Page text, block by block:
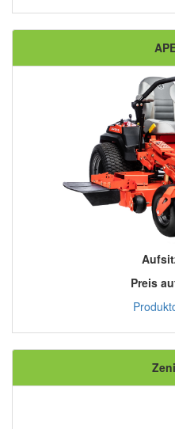
Preis